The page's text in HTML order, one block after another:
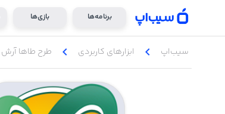
برنامه‌ها بازی‌ها
سیب‌اپ chevron_left ابزار‌های کاربردی chevron_left طرح طاها آرش